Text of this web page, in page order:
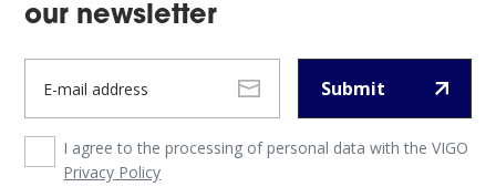
our newsletter
Submit
I agree to the processing of personal data with the VIGO
Privacy Policy